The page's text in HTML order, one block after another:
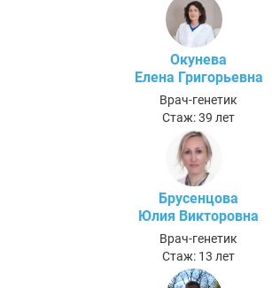
Окунева
Елена Григорьевна
Врач-генетик
Стаж: 39 лет
Брусенцова
Юлия Викторовна
Врач-генетик
Стаж: 13 лет